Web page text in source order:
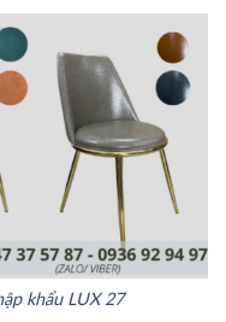
khẩu LUX 27